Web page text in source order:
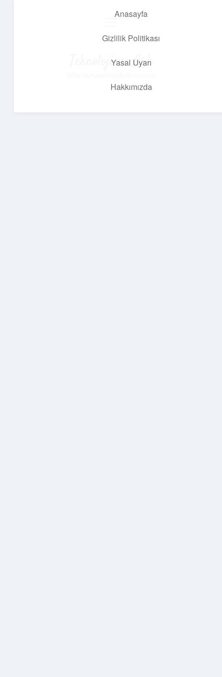
Anasayfa
Gizlilik Politikası
Yasal Uyarı
Hakkımızda
Teknoloji ve Aşk